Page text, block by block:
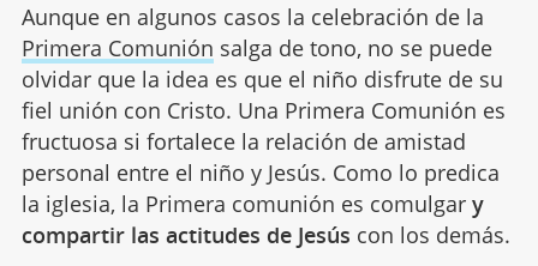
Aunque en algunos casos la celebración de la
Primera Comunión salga de tono, no se puede
olvidar que la idea es que el niño disfrute de su
fiel unión con Cristo. Una Primera Comunión es
fructuosa si fortalece la relación de amistad
personal entre el niño y Jesús. Como lo predica
la iglesia, la Primera comunión es comulgar y
compartir las actitudes de Jesús con los demás.